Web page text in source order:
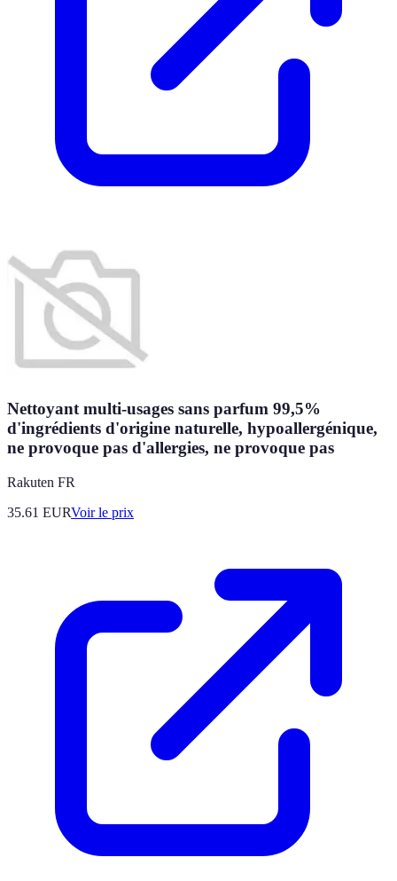
Nettoyant multi-usages sans parfum 99,5%
d'ingrédients d'origine naturelle, hypoallergénique,
ne provoque pas d'allergies, ne provoque pas
Rakuten FR
35.61 EURVoir le prix